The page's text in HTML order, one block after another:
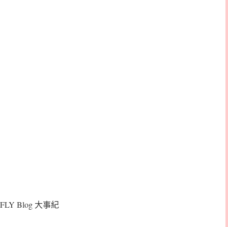
FLY Blog 大事紀